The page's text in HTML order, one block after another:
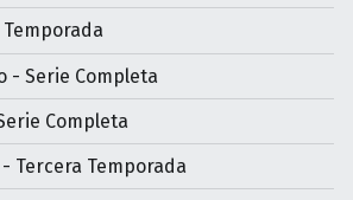
Temporada
- Serie Completa
Completa
Tercera Temporada